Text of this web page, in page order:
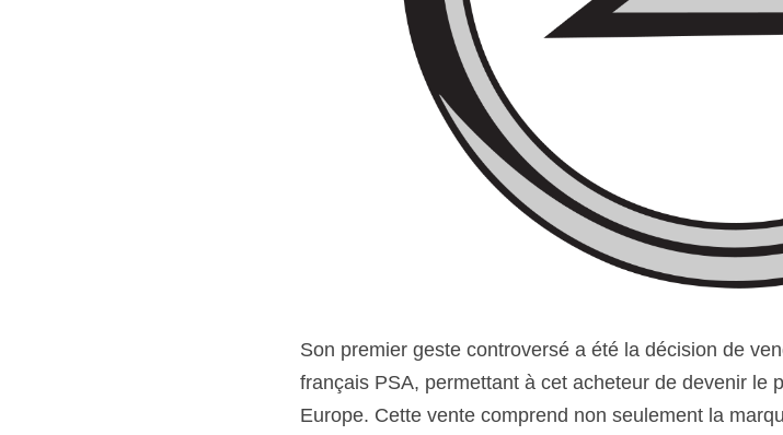
Son premier geste controversé a été la décision de
français PSA, permettant à cet acheteur de devenir le
Europe. Cette vente comprend non seulement la